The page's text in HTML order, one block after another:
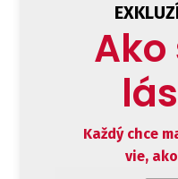
Každý chce
vie,